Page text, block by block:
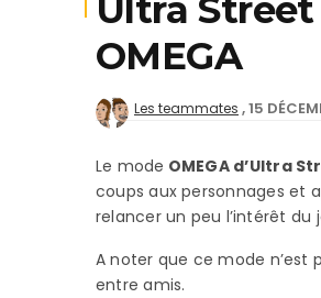
Ultra
OMEGA
Les teammates 15
Le mode OMEGA d’Ultra
coups aux personnages et
relancer un peu l’intérêt du
A noter que ce mode
entre amis.